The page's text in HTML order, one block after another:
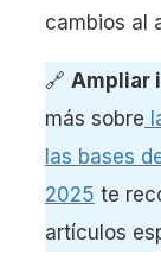
cambios al
🔗 Ampliar
más sobre
las bases
2025 te
artículos